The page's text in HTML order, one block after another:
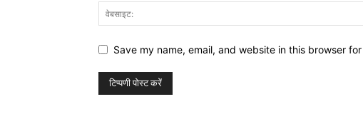
Save my name, email, and website in this browser